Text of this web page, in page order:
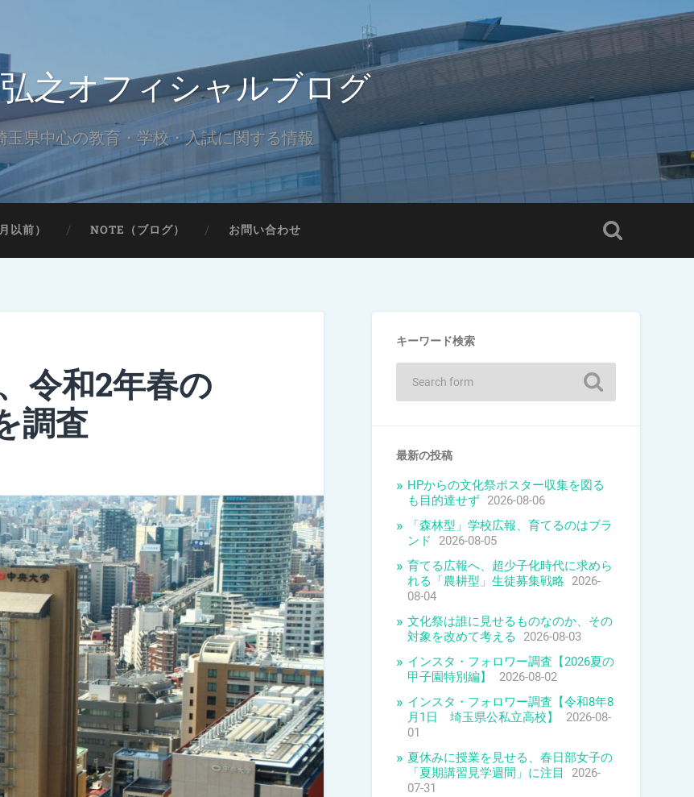
之オフィシャルブログ
玉県中心の教育・学校・入試に関する情報
以前） NOTE（ブログ） お問い合わせ
令和2年春の
調査
キーワード検索
最新の投稿
HPからの文化祭ポスター収集を図る
も目的達せず 2026-08-06
「森林型」学校広報、育てるのはブラ
ンド
2026-08-05
育てる広報へ、超少子化時代に求めら
れる「農耕型」生徒募集戦略 2026-
08-04
文化祭は誰に見せるものなのか、その
対象を改めて考える
2026-08-03
インスタ・フォロワー調査【2026夏の
甲子園特別編】
2026-08-02
インスタ・フォロワー調査【令和8年8
月1日 埼玉県公私立高校】
2026-08-
01
夏休みに授業を見せる、春日部女子の
「夏期講習見学週間」に注目
2026-
07-31